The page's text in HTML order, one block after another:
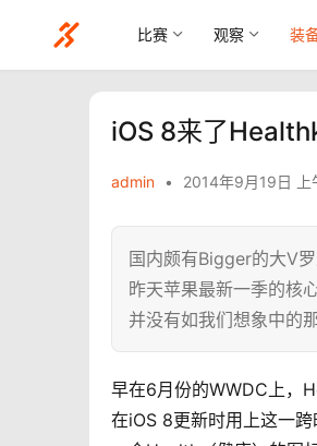
比赛 观察 装
iOS 8来了
admin • 2014年9月19日 上
国内颇有Bigger的大V
昨天苹果最新一季的核
并没有如我们想象中的
早在6月份的WWDC上，
在iOS 8更新时用上这一